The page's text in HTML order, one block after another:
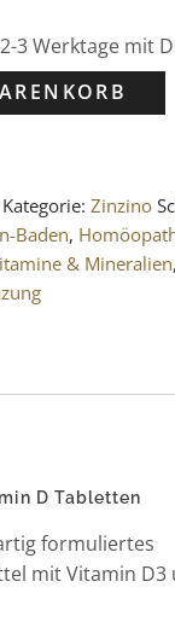
3 Werktage mit
Kategorie:Zinzino
Baden,
& Mineralien
D Tabletten
formuliertes
mit Vitamin D3